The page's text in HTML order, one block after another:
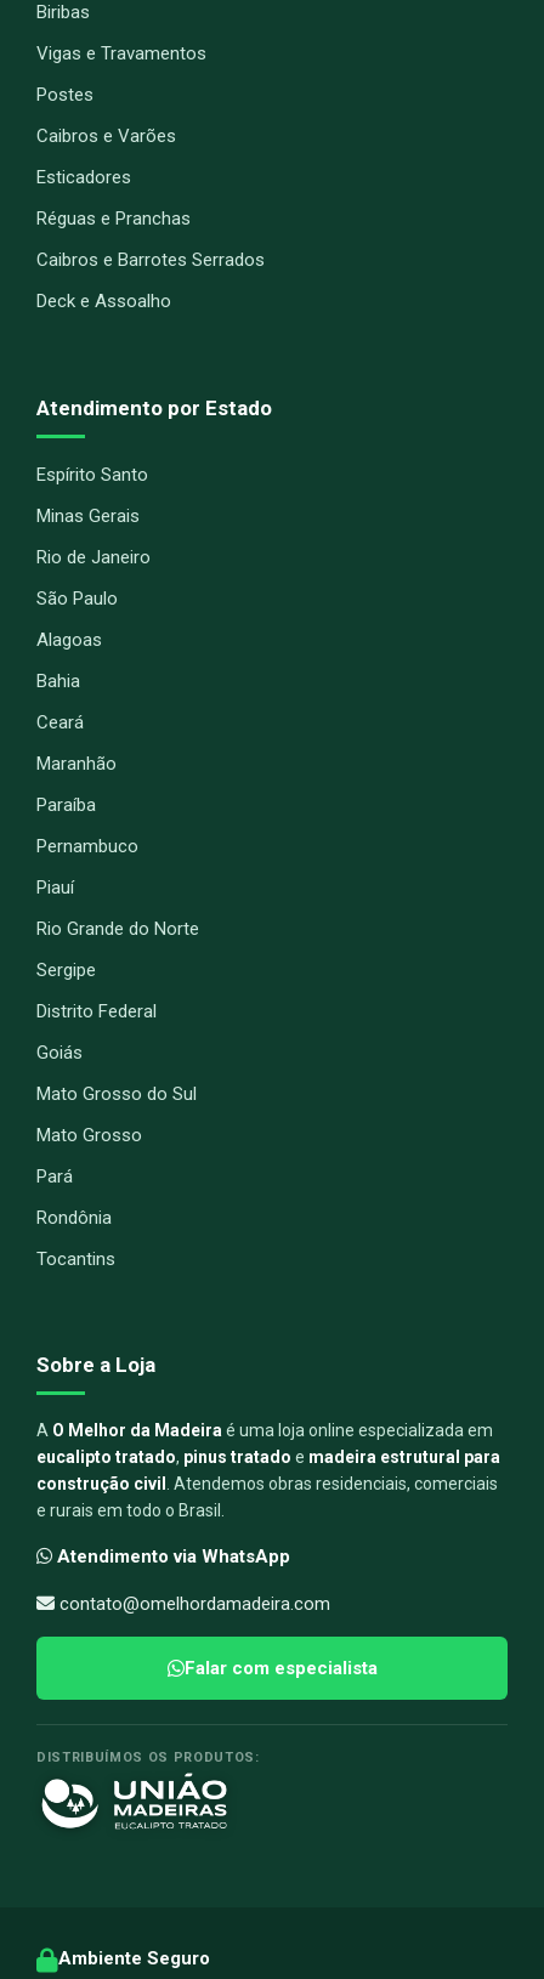
Biribas
Vigas e Travamentos
Postes
Caibros e Varões
Esticadores
Réguas e Pranchas
Caibros e Barrotes Serrados
Deck e Assoalho
Atendimento por Estado
Espírito Santo
Minas Gerais
Rio de Janeiro
São Paulo
Alagoas
Bahia
Ceará
Maranhão
Paraíba
Pernambuco
Piauí
Rio Grande do Norte
Sergipe
Distrito Federal
Goiás
Mato Grosso do Sul
Mato Grosso
Pará
Rondônia
Tocantins
Sobre a Loja
A O Melhor da Madeiraé uma loja online especializada em
eucalipto tratado, pinus tratado e madeira estrutural para
construção civil . Atendemos obras residenciais, comerciais
e rurais em todo o Brasil.
Atendimento via WhatsApp
contato@omelhordamadeira.com
Falar com especialista
DISTRIBUÍMOS OS PRODUTOS:
Ambiente Seguro